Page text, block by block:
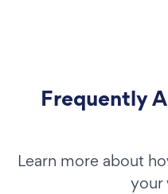
Frequently
Learn more about
your